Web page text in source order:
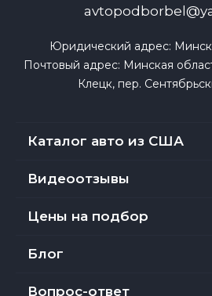
Юридический адрес: Минск,
Почтовый адрес: Минская
Клецк, пер.
Каталог авто из США
Видеоотзывы
Цены на подбор
Блог
Вопрос-ответ